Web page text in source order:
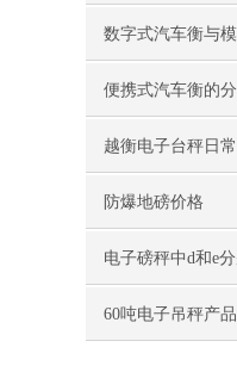
数字式汽车衡与
便携式汽车衡的
越衡电子台秤日
防爆地磅价格
电子磅秤中d和e
60吨电子吊秤产